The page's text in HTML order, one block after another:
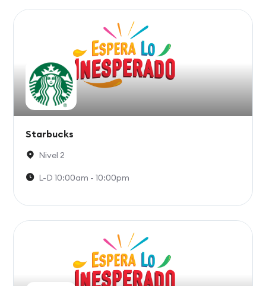
Starbucks
Nivel 2
L-D 10:00am - 10:00pm